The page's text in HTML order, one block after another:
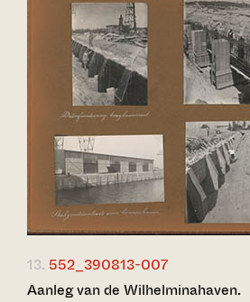
13. 552_390813-007
Aanleg van de Wilhelminahaven.